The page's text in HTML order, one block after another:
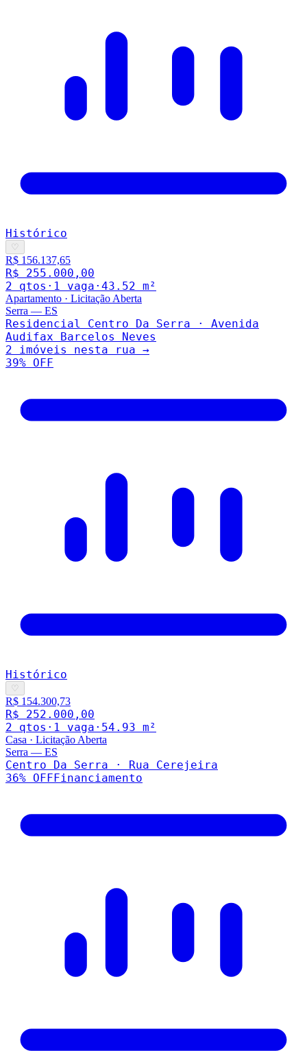
Histórico
♡
R$ 156.137,65
R$ 255.000,00
2 qtos · 1 vaga · 43.52 m²
Apartamento · Licitação Aberta
Serra — ES
Residencial Centro Da Serra · Avenida
Audifax Barcelos Neves
2 imóveis nesta rua →
39% OFF
Histórico
♡
R$ 154.300,73
R$ 252.000,00
2 qtos · 1 vaga · 54.93 m²
Casa · Licitação Aberta
Serra — ES
Centro Da Serra · Rua Cerejeira
36% OFF Financiamento